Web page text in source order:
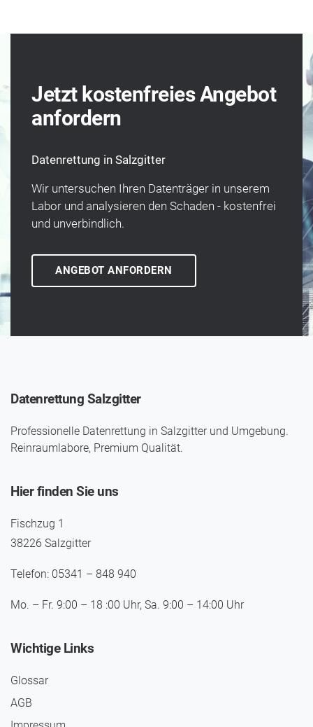
Jetzt kostenfreies Angebot
anfordern
Datenrettung in Salzgitter
Wir unter­suchen Ihren Daten­träger in unserem
Labor und analysieren den Schaden - kosten­frei
und un­verbindlich.
ANGEBOT ANFORDERN
Datenrettung Salzgitter
Professionelle Datenrettung in Salzgitter und Umgebung.
Reinraumlabore, Premium Qualität.
Hier finden Sie uns
Fischzug 1
38226 Salzgitter
Telefon: 05341 – 848 940
Mo. – Fr. 9:00 – 18 :00 Uhr, Sa. 9:00 – 14:00 Uhr
Wichtige Links
Glossar
AGB